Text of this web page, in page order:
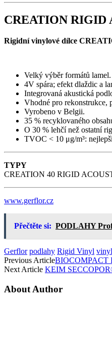
CREATION RIGID
Rigidní vinylové dílce
Velký výběr formátů lamel.
4V spára; efekt dlaždic a
Integrovaná akustická
Vhodné pro rekonstrukce,
Vyrobeno v Belgii.
35 % recyklovaného
O 30 % lehčí než ostatní
TVOC < 10 μg/m³:
TYPY
CREATION 40 RIGID
www.gerflor.cz
Přečtěte si: PODLAHY
Gerflor podlahy Rigid Vinyl
Previous ArticleBIOCOMPACT
Next Article KEIM
About Author